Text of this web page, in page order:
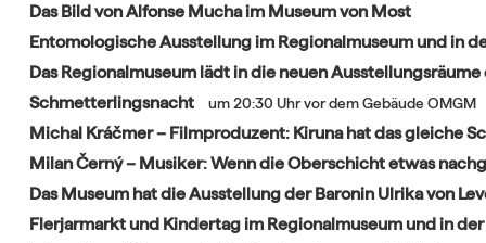
Das Bild von Alfonse Mucha im Museum von Most
Entomologische Ausstellung im Regionalmuseum und in
Das Regionalmuseum lädt in die neuen Ausstellungsräume
Schmetterlingsnacht
um 20:30 Uhr vor dem Gebäude OMGM
Michal Kráčmer – Filmproduzent: Kiruna hat das gleiche
Milan Černý – Musiker: Wenn die Oberschicht etwas
Das Museum hat die Ausstellung der Baronin Ulrika von
Flerjarmarkt und Kindertag im Regionalmuseum und in